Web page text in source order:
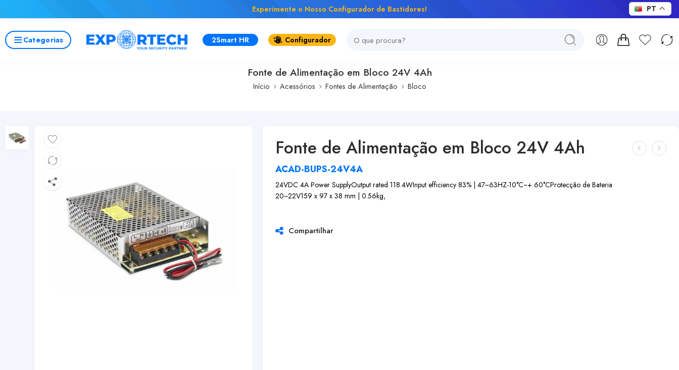
Experimente o Nosso Configurador de Bastidores!
Categorias 2Smart HR Configurador
Fonte de Alimentação em Bloco 24V 4Ah
Início Acessórios Fontes de Alimentação Bloco
Fonte de Alimentação em Bloco 24V 4Ah
ACAD-BUPS-24V4A
24VDC 4A Power SupplyOutput rated 118.4WInput efficiency 83% | 47~63HZ-10°C~+ 60°CProtecção de Bateria
20~22V159 x 97 x 38 mm | 0.56kg,
Compartilhar
PT